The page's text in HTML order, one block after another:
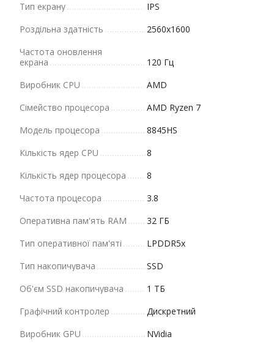
Тип екрану
IPS
Роздільна здатність
2560x1600
Частота оновлення
екрана
120 Гц
Виробник CPU
AMD
Сімейство процесора
AMD Ryzen 7
Модель процесора
8845HS
Кількість ядер CPU
8
Кількість ядер процесора
8
Частота процесора
3.8
Оперативна пам'ять RAM
32 ГБ
Тип оперативної пам'яті
LPDDR5x
Тип накопичувача
SSD
Об'єм SSD накопичувача
1 ТБ
Графічний контролер
Дискретний
Виробник GPU
NVidia